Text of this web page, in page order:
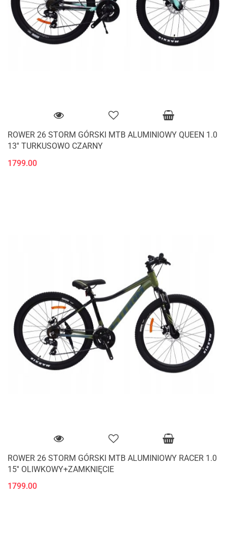
ROWER 26 STORM GÓRSKI MTB ALUMINIOWY QUEEN 1.0
13'' TURKUSOWO CZARNY
1799.00
ROWER 26 STORM GÓRSKI MTB ALUMINIOWY RACER 1.0
15'' OLIWKOWY+ZAMKNIĘCIE
1799.00